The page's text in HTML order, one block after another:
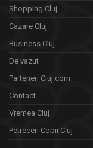
Shopping Cluj
Cazare Cluj
Business Cluj
De vazut
Parteneri Cluj.com
Contact
Vremea Cluj
Petreceri Copii Cluj